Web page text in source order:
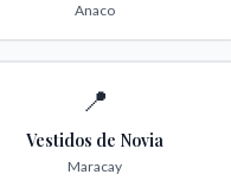
Anaco
📍
Vestidos de Novia
Maracay